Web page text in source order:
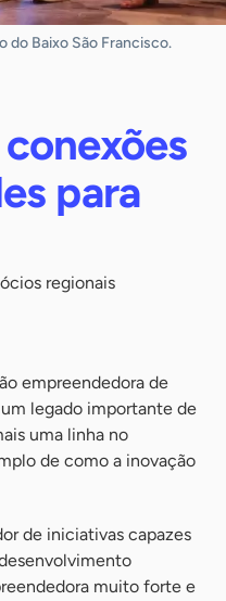
do Baixo São Francisco.
para
regionais
empreendedora de
legado importante de
uma linha no
de como a inovação
de iniciativas capazes
muito forte e